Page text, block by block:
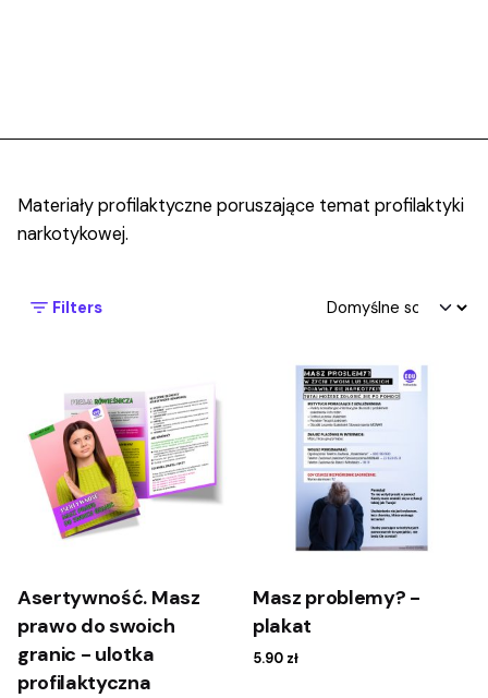
Materiały profilaktyczne poruszające temat profilaktyki
narkotykowej.
Filters
Asertywność. Masz
prawo do swoich
granic - ulotka
profilaktyczna
Masz problemy? -
plakat
5.90 zł